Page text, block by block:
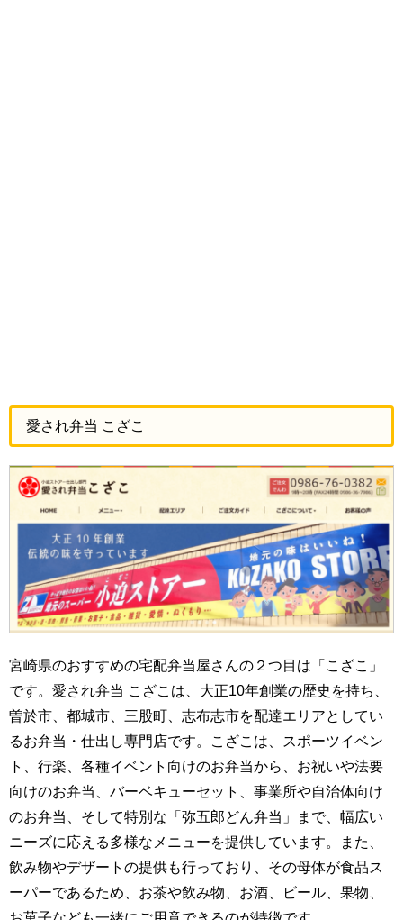
愛され弁当 こざこ
宮崎県のおすすめの宅配弁当屋さんの２つ目は「こざこ」
です。愛され弁当 こざこは、大正10年創業の歴史を持ち、
曽於市、都城市、三股町、志布志市を配達エリアとしてい
るお弁当・仕出し専門店です。こざこは、スポーツイベン
ト、行楽、各種イベント向けのお弁当から、お祝いや法要
向けのお弁当、バーベキューセット、事業所や自治体向け
のお弁当、そして特別な「弥五郎どん弁当」まで、幅広い
ニーズに応える多様なメニューを提供しています。また、
飲み物やデザートの提供も行っており、その母体が食品ス
ーパーであるため、お茶や飲み物、お酒、ビール、果物、